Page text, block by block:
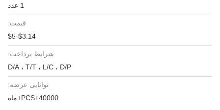
قیمت:
$3.14-$5
شرایط پرداخت:
D/A ، T/T ، L/C ، D/P
توانایی عرضه:
40000+PCS+ماه